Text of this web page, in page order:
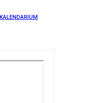
KALENDARIUM